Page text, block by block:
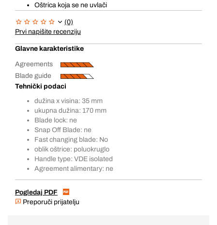
Oštrica koja se ne uvlači
(0)
Prvi napišite recenziju
Glavne karakteristike
Agreements
Blade guide
Tehnički podaci
dužina x visina: 35 mm
ukupna dužina: 170 mm
Blade lock: ne
Snap Off Blade: ne
Fast changing blade: No
oblik oštrice: poluokruglo
Handle type: VDE isolated
Agreement alimentary: ne
Pogledaj PDF
Preporuči prijatelju